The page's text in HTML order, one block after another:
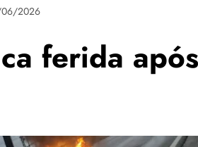
2026
ferida